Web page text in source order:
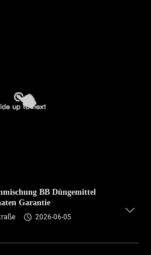
BB Düngemittel
Garantie
2026-06-05